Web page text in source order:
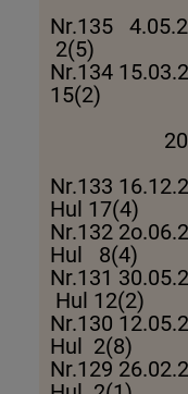
Nr.135
2(5)
Nr.134
15(2)
Nr.133
Hul 17(4)
Nr.132
Hul 8(4)
Nr.131
Hul 12(2)
Nr.130
Hul 2(8)
Nr.129